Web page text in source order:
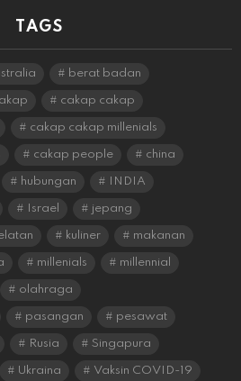
TAGS
berat badan
cakap cakap
cakap cakap millenials
cakap people china
hubungan INDIA
Israel jepang
kuliner makanan
millenials millennial
olahraga
pasangan pesawat
Rusia Singapura
Ukraina Vaksin COVID-19